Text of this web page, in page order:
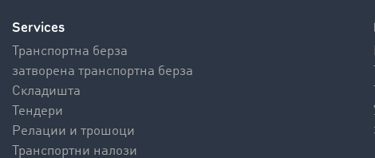
Services
Транспортна берза
затворена транспортна берза
Складишта
Тендери
Релации и трошоци
Транспортни налози